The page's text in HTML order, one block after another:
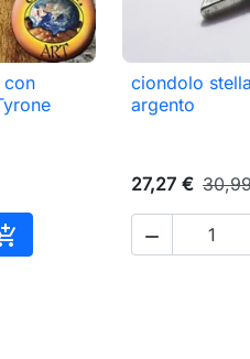
con
Aggiungi al carrello

ciondolo
argento
27,27 €
